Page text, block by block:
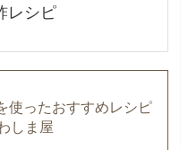
レシピ
使ったおすすめレシピ
しま屋